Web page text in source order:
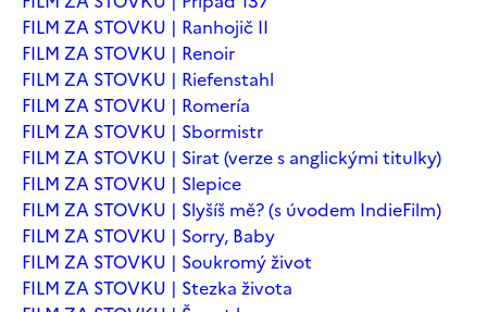
FILM ZA STOVKU | Ranhojič II
FILM ZA STOVKU | Renoir
FILM ZA STOVKU | Riefenstahl
FILM ZA STOVKU | Romería
FILM ZA STOVKU | Sbormistr
FILM ZA STOVKU | Sirat (verze s anglickými titulky)
FILM ZA STOVKU | Slepice
FILM ZA STOVKU | Slyšíš mě? (s úvodem IndieFilm)
FILM ZA STOVKU | Sorry, Baby
FILM ZA STOVKU | Soukromý život
FILM ZA STOVKU | Stezka života